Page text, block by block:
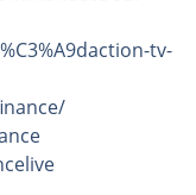
tv-